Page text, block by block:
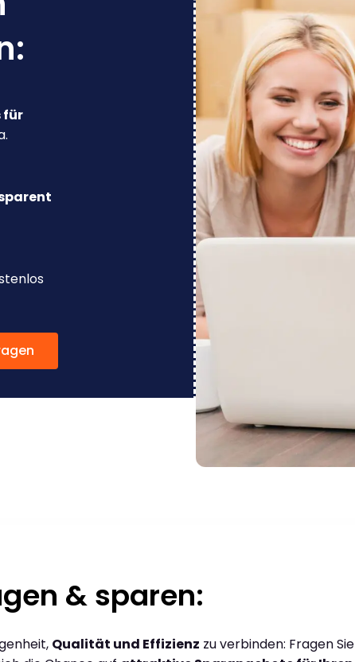
für
& sparen:
Qualität und Effizienz zu verbinden: Fragen Sie